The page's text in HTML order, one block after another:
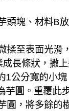
頭塊、材料B
揉至表面光滑
長條狀，撒
1公分寬的小
芋圓。重覆此
圓，將多餘的